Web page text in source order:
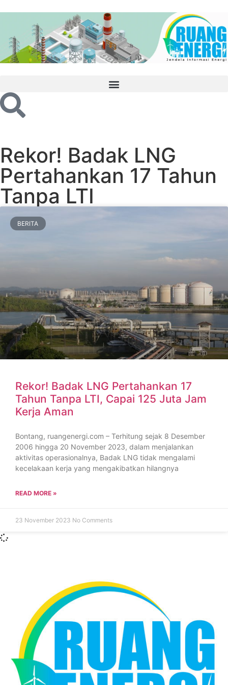
Rekor! Badak LNG
Pertahankan 17 Tahun
Tanpa LTI
BERITA
Rekor! Badak LNG Pertahankan 17
Tahun Tanpa LTI, Capai 125 Juta Jam
Kerja Aman
Bontang, ruangenergi.com – Terhitung sejak 8 Desember
2006 hingga 20 November 2023, dalam menjalankan
aktivitas operasionalnya, Badak LNG tidak mengalami
kecelakaan kerja yang mengakibatkan hilangnya
READ MORE »
23 November 2023 No Comments